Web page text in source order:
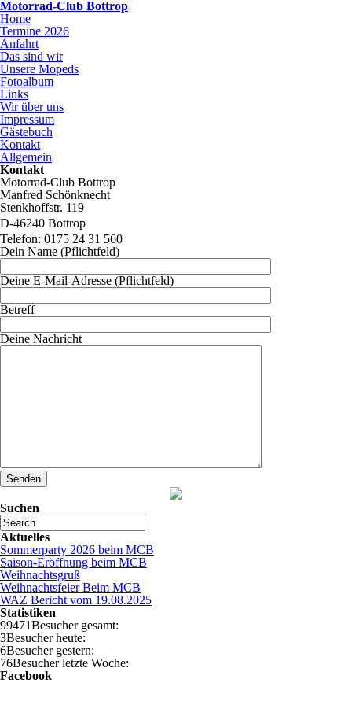
Motorrad-Club Bottrop
Home
Termine 2026
Anfahrt
Das sind wir
Unsere Mopeds
Fotoalbum
Links
Wir über uns
Impressum
Gästebuch
Kontakt
Allgemein
Kontakt
Motorrad-Club Bottrop
Manfred Schönknecht
Stenkhoffstr. 119
D-46240 Bottrop
Telefon: 0175 24 31 560
Dein Name (Pflichtfeld)
Deine E-Mail-Adresse (Pflichtfeld)
Betreff
Deine Nachricht
Suchen
Aktuelles
Sommerparty 2026 beim MCB
Saison-Eröffnung beim MCB
Weihnachtsgruß
Weihnachtsfeier Beim MCB
WAZ Bericht vom 19.08.2025
Statistiken
99471Besucher gesamt:
3Besucher heute:
6Besucher gestern:
76Besucher letzte Woche:
Facebook